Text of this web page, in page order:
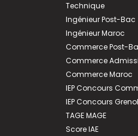
Technique
Ingénieur Post-Bac
Ingénieur Maroc
Commerce Post-
Commerce
Commerce Maroc
IEP Concours
IEP Concours
TAGE MAGE
Score IAE